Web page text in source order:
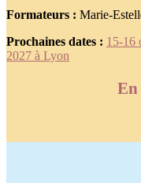
Formateurs : Marie-
Prochaines dates : 15-16
2027 à Lyon